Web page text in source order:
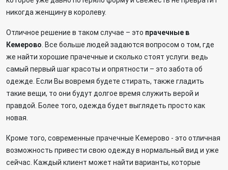
никогда женщину в королеву.
Отличное решение в таком случае – это прачечные в
Кемерово . Все больше людей задаются вопросом о том, где
же найти хорошие прачечные и сколько стоят услуги. ведь
самый первый шаг красоты и опрятности – это забота об
одежде. Если Вы вовремя будете стирать, также гладить
такие вещи, то они будут долгое время служить верой и
правдой. Более того, одежда будет выглядеть просто как
новая.
Кроме того, современные прачечные Кемерово - это отличная
возможность привести свою одежду в нормальный вид и уже
сейчас. Каждый клиент может найти варианты, которые